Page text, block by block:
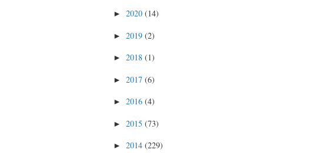
►2020(14)
►2019(2)
►2018(1)
►2017(6)
►2016(4)
►2015(73)
►2014(229)